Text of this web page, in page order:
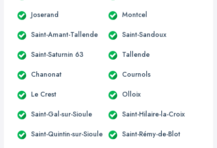
Joserand Montcel
Saint-Amant-Tallende Saint-Sandoux
Saint-Saturnin 63 Tallende
Chanonat Cournols
Le Crest Olloix
Saint-Gal-sur-Sioule Saint-Hilaire-la-Croix
Saint-Quintin-sur-Sioule Saint-Rémy-de-Blot